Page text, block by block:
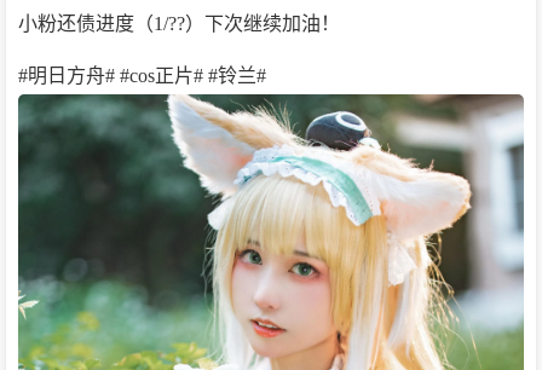
小粉还债进度（1/??）下次继续加油！
#明日方舟# #cos正片# #铃兰#